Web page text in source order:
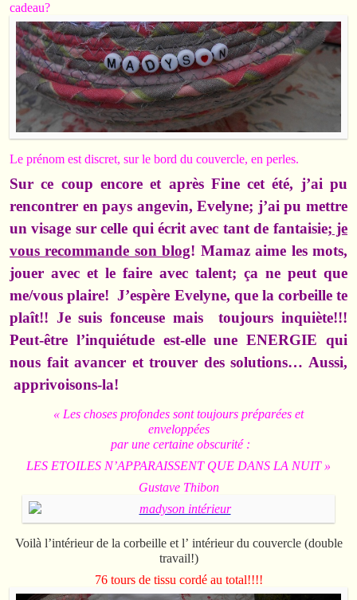
cadeau?
Le prénom est discret, sur le bord du couvercle, en perles.
Sur ce coup encore et après Fine cet été, j’ai pu
rencontrer en pays angevin, Evelyne; j’ai pu mettre
un visage sur celle qui écrit avec tant de fantaisie; je
vous recommande son blog! Mamaz aime les mots,
jouer avec et le faire avec talent; ça ne peut que
me/vous plaire! J’espère Evelyne, que la corbeille te
plaît!! Je suis fonceuse mais toujours inquiète!!!
Peut-être l’inquiétude est-elle une ENERGIE qui
nous fait avancer et trouver des solutions… Aussi,
apprivoisons-la!
« Les choses profondes sont toujours préparées et
enveloppées
par une certaine obscurité :
LES ETOILES N’APPARAISSENT QUE DANS LA NUIT »
Gustave Thibon
Voilà l’intérieur de la corbeille et l’ intérieur du couvercle (double
travail!)
76 tours de tissu cordé au total!!!!